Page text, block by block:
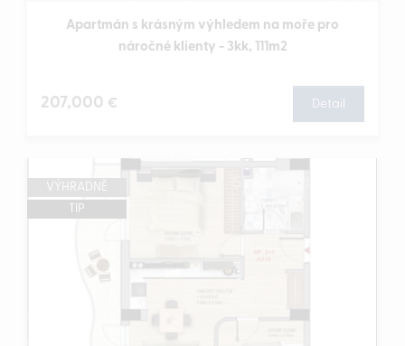
Apartmán s krásným výhledem na moře pro
náročné klienty - 3kk, 111m2
207,000 € Detail
VÝHRADNĚ
TIP